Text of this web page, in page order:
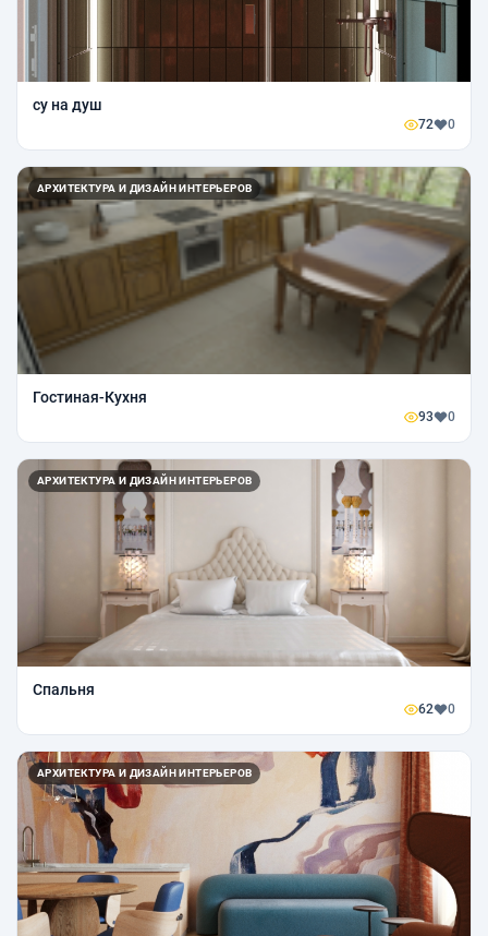
су на душ
72 0
АРХИТЕКТУРА И ДИЗАЙН ИНТЕРЬЕРОВ
Гостиная-Кухня
93 0
АРХИТЕКТУРА И ДИЗАЙН ИНТЕРЬЕРОВ
Спальня
62 0
АРХИТЕКТУРА И ДИЗАЙН ИНТЕРЬЕРОВ